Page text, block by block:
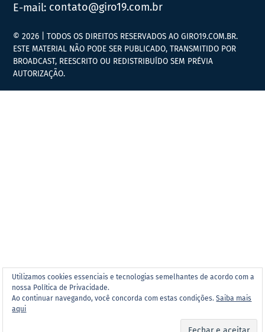
E-mail: contato@giro19.com.br
Utilizamos cookies essenciais e tecnologias semelhantes de acordo com a
nossa Política de Privacidade.
Ao continuar navegando, você concorda com estas condições.Saiba mais
aqui
© 2026 | TODOS OS DIREITOS RESERVADOS AO GIRO19.COM.BR.
ESTE MATERIAL NÃO PODE SER PUBLICADO, TRANSMITIDO POR
BROADCAST, REESCRITO OU REDISTRIBUÍDO SEM PRÉVIA
AUTORIZAÇÃO.